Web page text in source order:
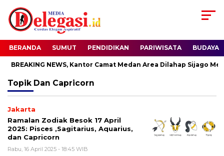
BERANDA SUMUT PENDIDIKAN PARIWISATA BUDAYA
BREAKING NEWS, Kantor Camat Medan Area Dilahap Sijago
Topik Dan Capricorn
Jakarta
Ramalan Zodiak Besok 17 April
2025: Pisces ,Sagitarius, Aquarius,
dan Capricorn
Rabu, 16 April 2025 - 18:45 WIB